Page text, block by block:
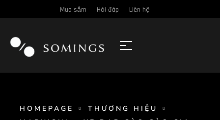
Mua sắm Hỏi đáp Liên hệ
HOMEPAGE
THƯƠNG HIỆU